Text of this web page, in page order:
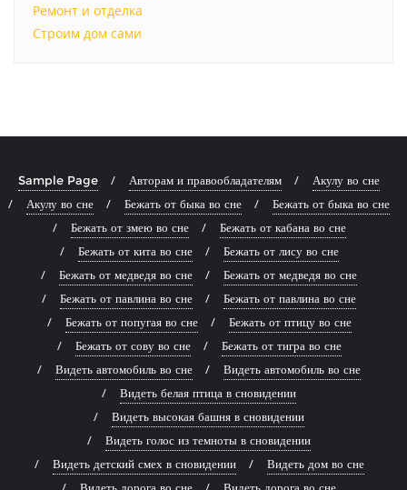
Ремонт и отделка
Строим дом сами
Sample Page Авторам и правообладателям
Акулу во сне
Акулу во сне
Бежать от быка во сне
Бежать от быка во сне
Бежать от змею во сне
Бежать от кабана во сне
Бежать от кита во сне
Бежать от лису во сне
Бежать от медведя во сне
Бежать от медведя во сне
Бежать от павлина во сне
Бежать от павлина во сне
Бежать от попугая во сне
Бежать от птицу во сне
Бежать от сову во сне
Бежать от тигра во сне
Видеть автомобиль во сне
Видеть автомобиль во сне
Видеть белая птица в сновидении
Видеть высокая башня в сновидении
Видеть голос из темноты в сновидении
Видеть детский смех в сновидении
Видеть дом во сне
Видеть дорога во сне
Видеть дорога во сне